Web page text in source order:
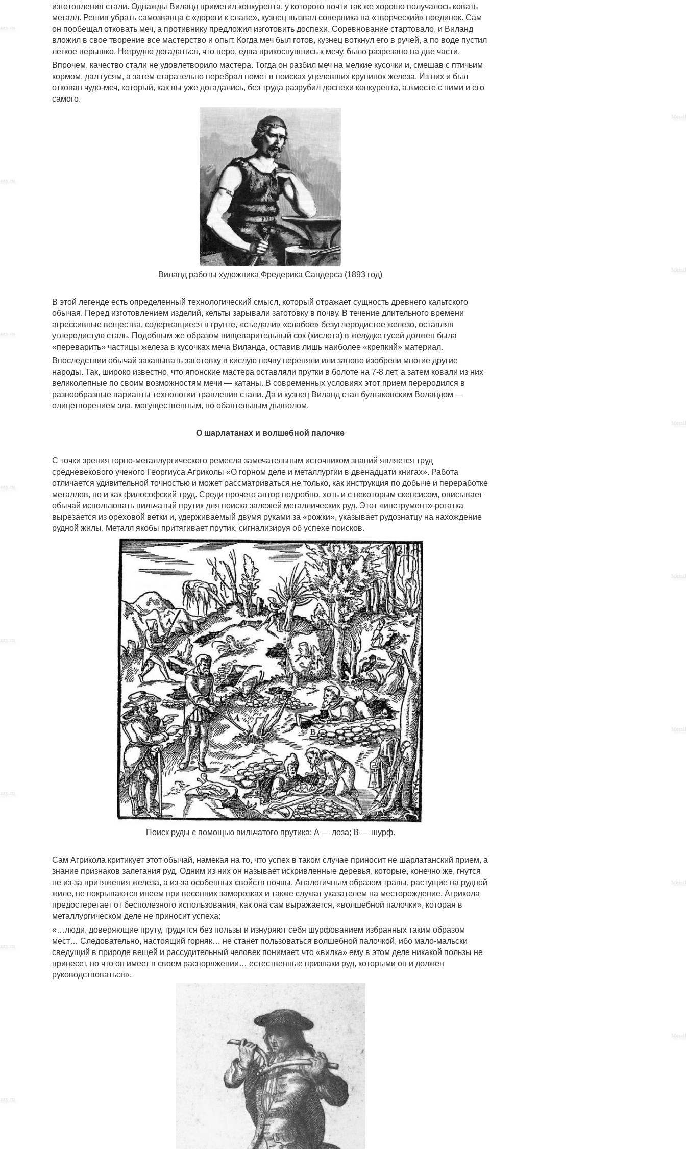
изготовления стали. Однажды Виланд приметил конкурента, у которого почти так же хорошо получалось ковать
металл. Решив убрать самозванца с «дороги к славе», кузнец вызвал соперника на «творческий» поединок. Сам
он пообещал отковать меч, а противнику предложил изготовить доспехи. Соревнование стартовало, и Виланд
вложил в свое творение все мастерство и опыт. Когда меч был готов, кузнец воткнул его в ручей, а по воде пустил
легкое перышко. Нетрудно догадаться, что перо, едва прикоснувшись к мечу, было разрезано на две части.
Впрочем, качество стали не удовлетворило мастера. Тогда он разбил меч на мелкие кусочки и, смешав с птичьим
кормом, дал гусям, а затем старательно перебрал помет в поисках уцелевших крупинок железа. Из них и был
откован чудо-меч, который, как вы уже догадались, без труда разрубил доспехи конкурента, а вместе с ними и его
самого.
Виланд работы художника Фредерика Сандерса (1893 год)
В этой легенде есть определенный технологический смысл, который отражает сущность древнего кальтского
обычая. Перед изготовлением изделий, кельты зарывали заготовку в почву. В течение длительного времени
агрессивные вещества, содержащиеся в грунте, «съедали» «слабое» безуглеродистое железо, оставляя
углеродистую сталь. Подобным же образом пищеварительный сок (кислота) в желудке гусей должен была
«переварить» частицы железа в кусочках меча Виланда, оставив лишь наиболее «крепкий» материал.
Впоследствии обычай закапывать заготовку в кислую почву переняли или заново изобрели многие другие
народы. Так, широко известно, что японские мастера оставляли прутки в болоте на 7-8 лет, а затем ковали из них
великолепные по своим возможностям мечи — катаны. В современных условиях этот прием переродился в
разнообразные варианты технологии травления стали. Да и кузнец Виланд стал булгаковским Воландом —
олицетворением зла, могущественным, но обаятельным дьяволом.
О шарлатанах и волшебной палочке
С точки зрения горно-металлургического ремесла замечательным источником знаний является труд
средневекового ученого Георгиуса Агриколы «О горном деле и металлургии в двенадцати книгах». Работа
отличается удивительной точностью и может рассматриваться не только, как инструкция по добыче и переработке
металлов, но и как философский труд. Среди прочего автор подробно, хоть и с некоторым скепсисом, описывает
обычай использовать вильчатый прутик для поиска залежей металлических руд. Этот «инструмент»-рогатка
вырезается из ореховой ветки и, удерживаемый двумя руками за «рожки», указывает рудознатцу на нахождение
рудной жилы. Металл якобы притягивает прутик, сигнализируя об успехе поисков.
Поиск руды с помощью вильчатого прутика: А — лоза; В — шурф.
Сам Агрикола критикует этот обычай, намекая на то, что успех в таком случае приносит не шарлатанский прием, а
знание признаков залегания руд. Одним из них он называет искривленные деревья, которые, конечно же, гнутся
не из-за притяжения железа, а из-за особенных свойств почвы. Аналогичным образом травы, растущие на рудной
жиле, не покрываются инеем при весенних заморозках и также служат указателем на месторождение. Агрикола
предостерегает от бесполезного использования, как она сам выражается, «волшебной палочки», которая в
металлургическом деле не приносит успеха:
«…люди, доверяющие пруту, трудятся без пользы и изнуряют себя шурфованием избранных таким образом
мест… Следовательно, настоящий горняк… не станет пользоваться волшебной палочкой, ибо мало-мальски
сведущий в природе вещей и рассудительный человек понимает, что «вилка» ему в этом деле никакой пользы не
принесет, но что он имеет в своем распоряжении… естественные признаки руд, которыми он и должен
руководствоваться».